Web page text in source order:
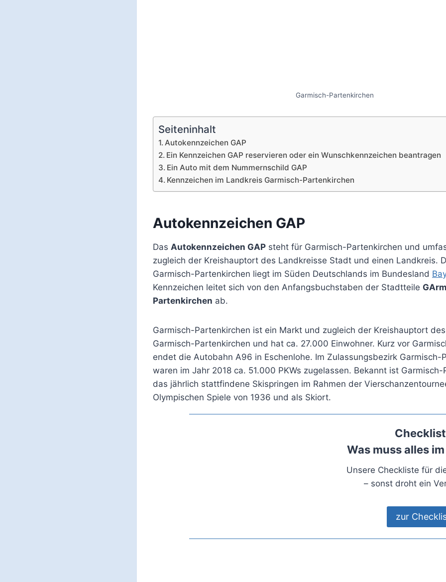
Garmisch-Partenkirchen
Seiteninhalt
Autokennzeichen GAP
Ein Kennzeichen GAP reservieren oder ein Wunschkennzeichen beantragen
Ein Auto mit dem Nummernschild GAP
Kennzeichen im Landkreis Garmisch-Partenkirchen
Autokennzeichen GAP
Das Autokennzeichen GAP steht für Garmisch-Partenkirchen und
zugleich der Kreishauptort des Landkreisse Stadt und einen Landkreis.
Garmisch-Partenkirchen liegt im Süden Deutschlands im Bundesland
Kennzeichen leitet sich von den Anfangsbuchstaben der Stadtteile
Partenkirchen ab.
Garmisch-Partenkirchen ist ein Markt und zugleich der Kreishauptort
Garmisch-Partenkirchen und hat ca. 27.000 Einwohner. Kurz vor
endet die Autobahn A96 in Eschenlohe. Im Zulassungsbezirk Garmisch-
waren im Jahr 2018 ca. 51.000 PKWs zugelassen. Bekannt ist
das jährlich stattfindene Skispringen im Rahmen der
Olympischen Spiele von 1936 und als Skiort.
Was muss alles
Unsere Checkliste für
– sonst droht ein
zur